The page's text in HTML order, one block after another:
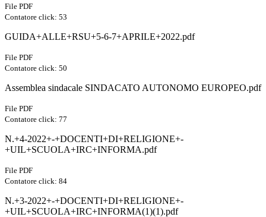
File PDF
Contatore click: 53
GUIDA+ALLE+RSU+5-6-7+APRILE+2022.pdf
File PDF
Contatore click: 50
Assemblea sindacale SINDACATO AUTONOMO EUROPEO.pdf
File PDF
Contatore click: 77
N.+4-2022+-+DOCENTI+DI+RELIGIONE+-
+UIL+SCUOLA+IRC+INFORMA.pdf
File PDF
Contatore click: 84
N.+3-2022+-+DOCENTI+DI+RELIGIONE+-
+UIL+SCUOLA+IRC+INFORMA(1)(1).pdf